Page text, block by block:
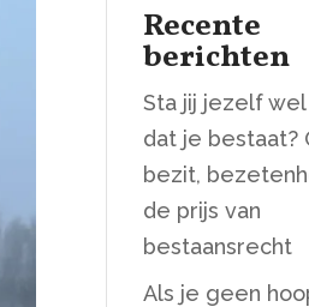
Recente
berichten
Sta jij jezelf
dat je bestaat?
bezit,
de prijs van
bestaansrecht
Als je geen